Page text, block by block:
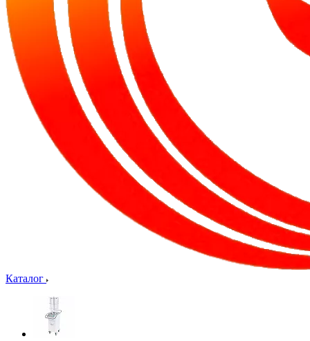
Каталог